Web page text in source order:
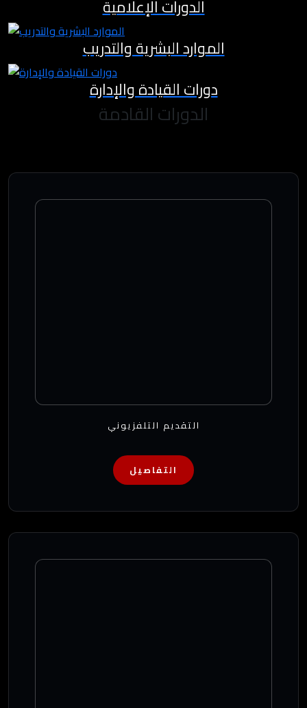
الدورات الإعلامية
الموارد البشرية والتدريب
دورات القيادة والإدارة
الدورات القادمة
التقديم التلفزيوني
التفاصيل